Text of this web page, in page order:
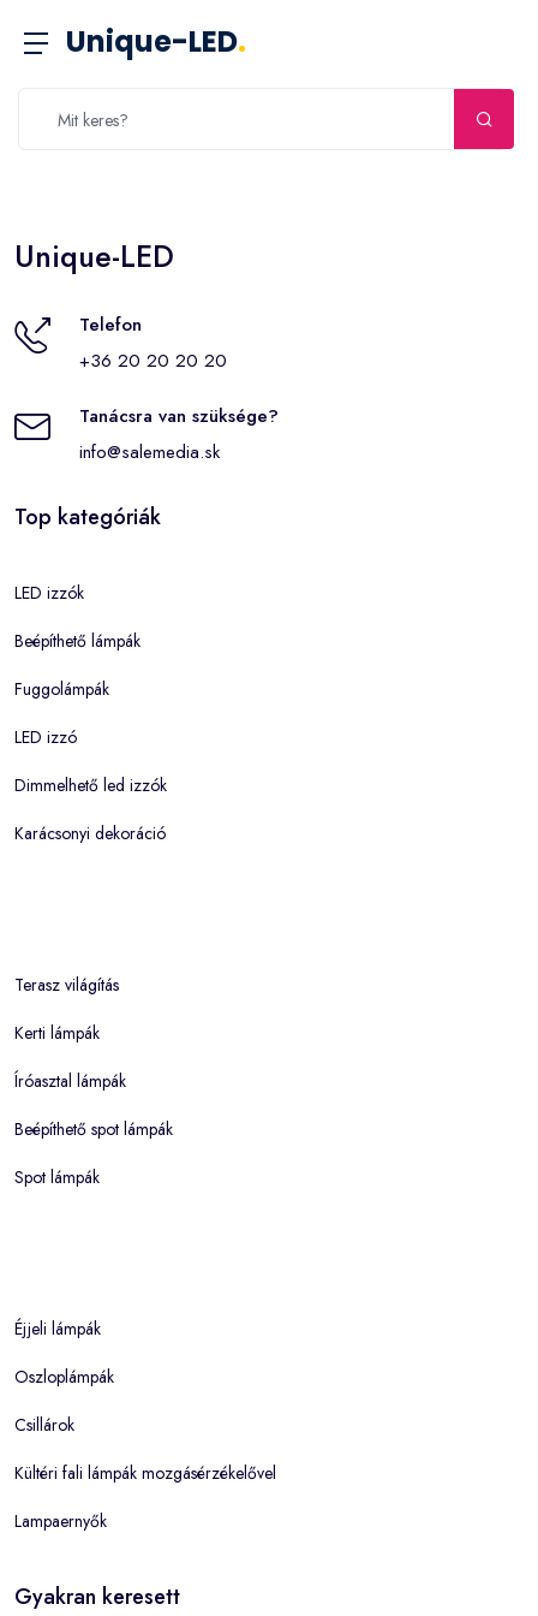
Unique-LED.
Unique-LED
Telefon
+36 20 20 20 20
Tanácsra van szüksége?
info@salemedia.sk
Top kategóriák
LED izzók
Beépíthető lámpák
Fuggolámpák
LED izzó
Dimmelhető led izzók
Karácsonyi dekoráció
Terasz világítás
Kerti lámpák
Íróasztal lámpák
Beépíthető spot lámpák
Spot lámpák
Éjjeli lámpák
Oszloplámpák
Csillárok
Kültéri fali lámpák mozgásérzékelővel
Lampaernyők
Gyakran keresett